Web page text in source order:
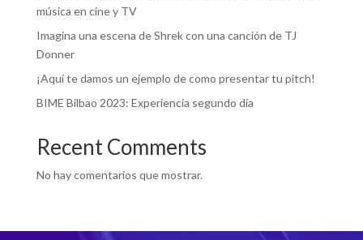
música en cine y TV
Imagina una escena de Shrek con una canción de TJ
Donner
¡Aquí te damos un ejemplo de como presentar tu pitch!
BIME Bilbao 2023: Experiencia segundo día
Recent Comments
No hay comentarios que mostrar.